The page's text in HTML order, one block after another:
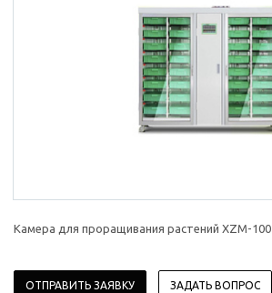
Камера для проращивания растений XZM-100
ОТПРАВИТЬ ЗАЯВКУ ЗАДАТЬ ВОПРОС